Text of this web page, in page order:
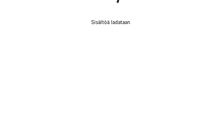
Sisältöä ladataan